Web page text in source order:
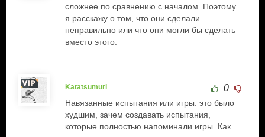
сложнее по сравнению с началом. Поэтому
я расскажу о том, что они сделали
неправильно или что они могли бы сделать
вместо этого.
Katatsumuri 0
Навязанные испытания или игры: это было
худшим, зачем создавать испытания,
которые полностью напоминали игры. Как